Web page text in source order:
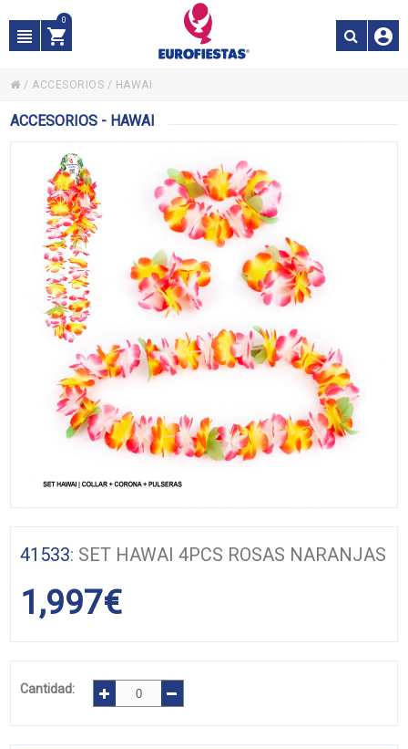
0
/ ACCESORIOS / HAWAI
ACCESORIOS - HAWAI
41533: SET HAWAI 4PCS ROSAS NARANJAS
1,997€
Cantidad: